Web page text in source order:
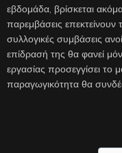
εβδομάδα, βρίσκεται
παρεμβάσεις
συλλογικές συμβάσεις
επίδρασή της θα φανεί
εργασίας προσεγγίσει το
παραγωγικότητα θα